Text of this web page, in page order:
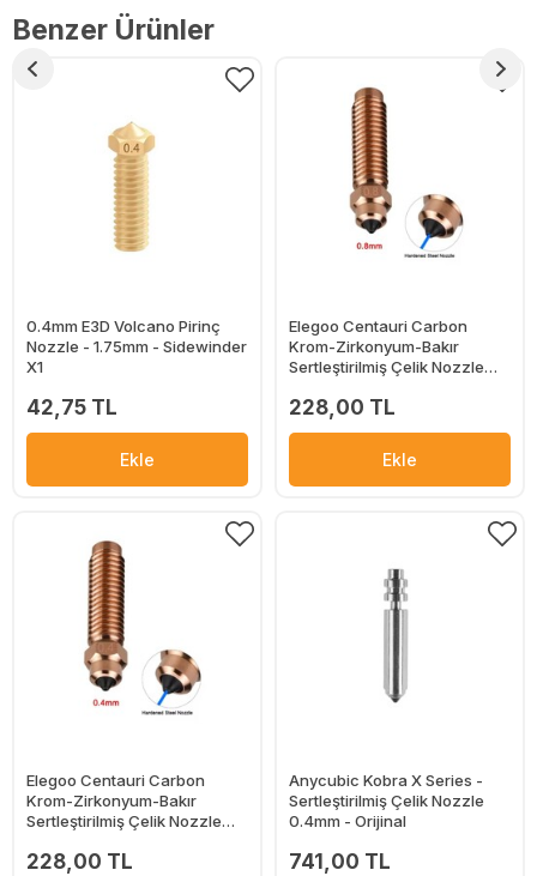
Benzer Ürünler
0.4mm E3D Volcano Pirinç
Nozzle - 1.75mm - Sidewinder
X1
42,75 TL
Ekle
Elegoo Centauri Carbon
Krom-Zirkonyum-Bakır
Sertleştirilmiş Çelik Nozzle
228,00 TL
Ekle
Elegoo Centauri Carbon
Krom-Zirkonyum-Bakır
Sertleştirilmiş Çelik Nozzle
228,00 TL
Anycubic Kobra X Series -
Sertleştirilmiş Çelik Nozzle
0.4mm - Orijinal
741,00 TL